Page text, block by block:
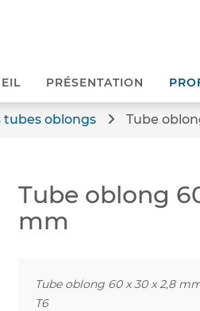
PRÉSENTATION
tubes oblongs Tube
Tube oblong
mm
Tube oblong 60 x 30 x 2,8
T6